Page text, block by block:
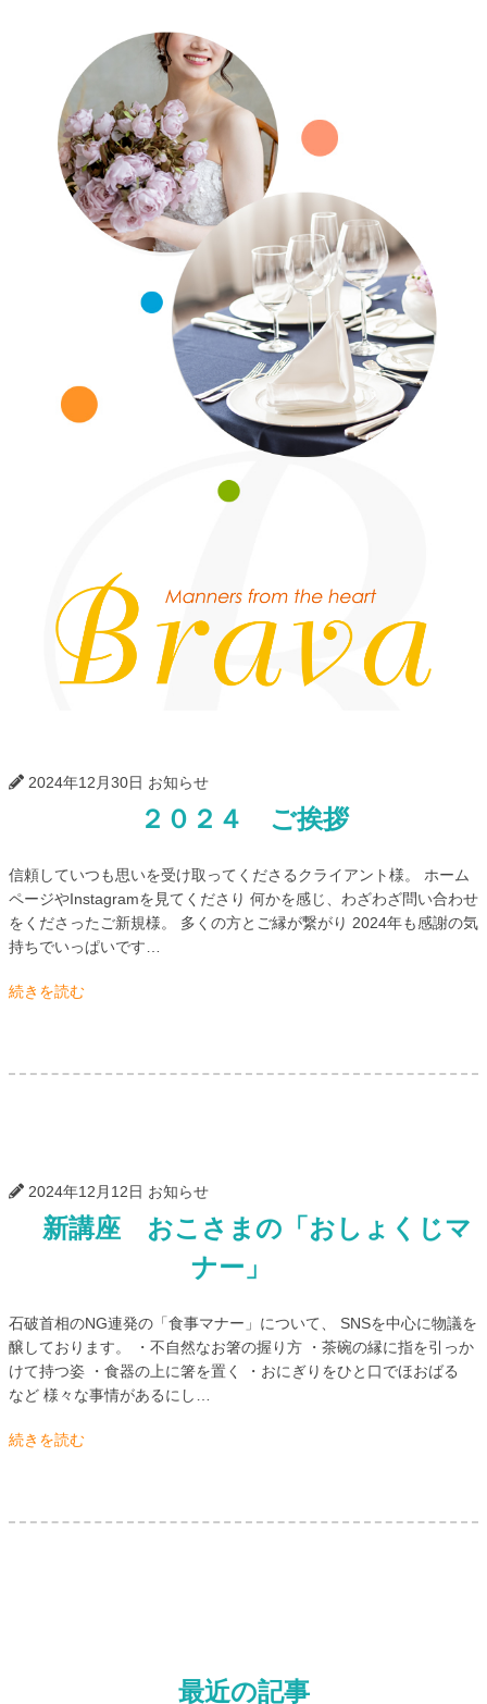
2024年12月30日 お知らせ
２０２４ ご挨拶
信頼していつも思いを受け取ってくださるクライアント様。 ホーム
ページやInstagramを見てくださり 何かを感じ、わざわざ問い合わせ
をくださったご新規様。 多くの方とご縁が繋がり 2024年も感謝の気
持ちでいっぱいです…
続きを読む
2024年12月12日 お知らせ
新講座 おこさまの「おしょくじマ
ナー」
石破首相のNG連発の「食事マナー」について、 SNSを中心に物議を
醸しております。 ・不自然なお箸の握り方 ・茶碗の縁に指を引っか
けて持つ姿 ・食器の上に箸を置く ・おにぎりをひと口でほおばる
など 様々な事情があるにし…
続きを読む
最近の記事